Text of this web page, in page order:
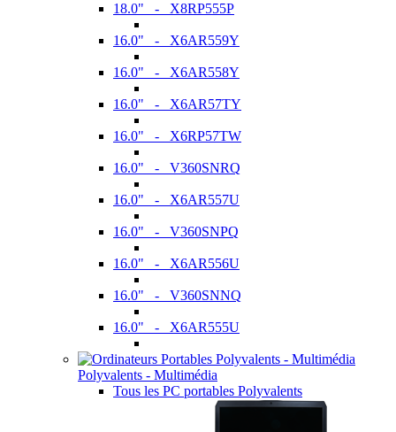
18.0" - X8RP555P
16.0" - X6AR559Y
16.0" - X6AR558Y
16.0" - X6AR57TY
16.0" - X6RP57TW
16.0" - V360SNRQ
16.0" - X6AR557U
16.0" - V360SNPQ
16.0" - X6AR556U
16.0" - V360SNNQ
16.0" - X6AR555U
Polyvalents - Multimédia
Tous les PC portables Polyvalents